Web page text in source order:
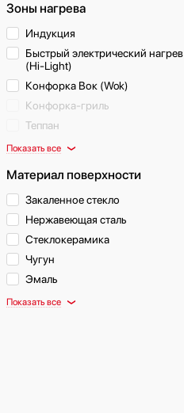
Зоны нагрева
Индукция
Быстрый электрический нагрев
(Hi-Light)
Конфорка Вок (Wok)
Конфорка-гриль
Теппан
Показать все
Материал поверхности
Закаленное стекло
Нержавеющая сталь
Стеклокерамика
Чугун
Эмаль
Показать все